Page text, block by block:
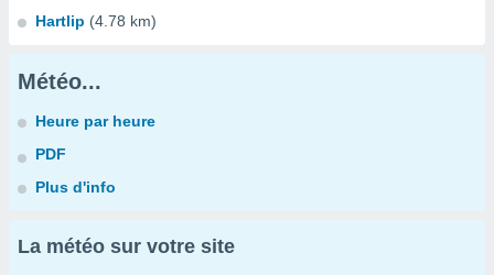
Hartlip (4.78 km)
Météo...
Heure par heure
PDF
Plus d'info
La météo sur votre site